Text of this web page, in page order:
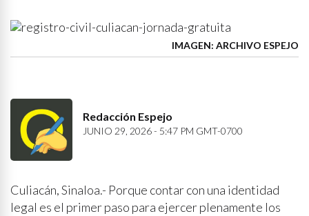
IMAGEN: ARCHIVO ESPEJO
Redacción Espejo
JUNIO 29, 2026 - 5:47 PM GMT-0700
Culiacán, Sinaloa.- Porque contar con una identidad
legal es el primer paso para ejercer plenamente los